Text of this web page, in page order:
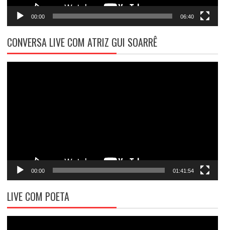
00:00 06:40
CONVERSA LIVE COM ATRIZ GUI SOARRÊ
00:00 01:41:54
LIVE COM POETA